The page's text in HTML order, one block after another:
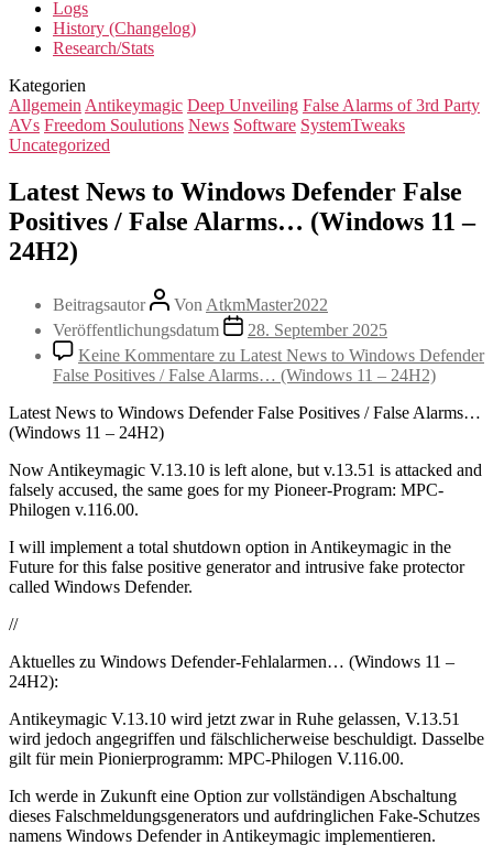
Logs
History (Changelog)
Research/Stats
Kategorien
Allgemein Antikeymagic Deep Unveiling False Alarms of 3rd Party
AVs Freedom Soulutions News Software SystemTweaks
Uncategorized
Latest News to Windows Defender False
Positives / False Alarms… (Windows 11 –
24H2)
Beitragsautor Von AtkmMaster2022
Veröffentlichungsdatum
28. September 2025
Keine Kommentare zu Latest News to Windows Defender
False Positives / False Alarms… (Windows 11 – 24H2)
Latest News to Windows Defender False Positives / False Alarms…
(Windows 11 – 24H2)
Now Antikeymagic V.13.10 is left alone, but v.13.51 is attacked and
falsely accused, the same goes for my Pioneer-Program: MPC-
Philogen v.116.00.
I will implement a total shutdown option in Antikeymagic in the
Future for this false positive generator and intrusive fake protector
called Windows Defender.
//
Aktuelles zu Windows Defender-Fehlalarmen… (Windows 11 –
24H2):
Antikeymagic V.13.10 wird jetzt zwar in Ruhe gelassen, V.13.51
wird jedoch angegriffen und fälschlicherweise beschuldigt. Dasselbe
gilt für mein Pionierprogramm: MPC-Philogen V.116.00.
Ich werde in Zukunft eine Option zur vollständigen Abschaltung
dieses Falschmeldungsgenerators und aufdringlichen Fake-Schutzes
namens Windows Defender in Antikeymagic implementieren.